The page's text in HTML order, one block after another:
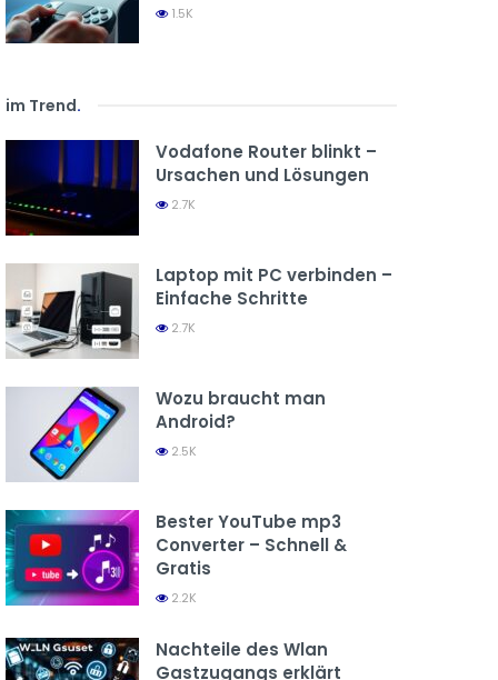
1.5K
im Trend.
Vodafone Router blinkt –
Ursachen und Lösungen
2.7K
Laptop mit PC verbinden –
Einfache Schritte
2.7K
Wozu braucht man
Android?
2.5K
Bester YouTube mp3
Converter – Schnell &
Gratis
2.2K
Nachteile des Wlan
Gastzugangs erklärt